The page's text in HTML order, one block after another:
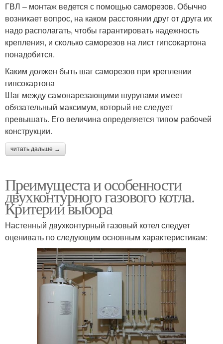
ГВЛ – монтаж ведется с помощью саморезов. Обычно
возникает вопрос, на каком расстоянии друг от друга их
надо располагать, чтобы гарантировать надежность
крепления, и сколько саморезов на лист гипсокартона
понадобится.
Каким должен быть шаг саморезов при креплении
гипсокартона
Шаг между самонарезающими шурупами имеет
обязательный максимум, который не следует
превышать. Его величина определяется типом рабочей
конструкции.
читать дальше →
Преимущеста и особенности
двухконтурного газового котла.
Критерии выбора
Настенный двухконтурный газовый котел следует
оценивать по следующим основным характеристикам: